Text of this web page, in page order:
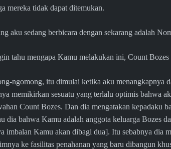
mereka tidak dapat ditemukan.
aku sedang berbicara dengan sekarang adalah
tahu mengapa Kamu melakukan ini, Count Bozes
ngomong, itu dimulai ketika aku menangkapnya
memikirkan sesuatu yang terlalu optimis bahwa
Count Bozes. Dan dia mengatakan kepadaku
dia bahwa Kamu adalah anggota keluarga Bozes
imbalan Kamu akan dibagi dua]. Itu sebabnya dia
ke fasilitas penahanan yang baru dibangun